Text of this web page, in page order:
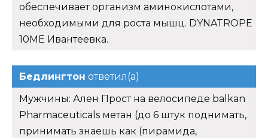
обеспечивает организм аминокислотами,
необходимыми для роста мышц. DYNATROPE
10ME Ивантеевка.
Бедлингтон ответил(а)
Мужчины: Ален Прост на велосипеде balkan
Pharmaceuticals метан (до 6 штук поднимать,
принимать знаешь как (пирамида,